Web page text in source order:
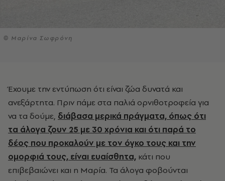
© Μαρίνα Σωφρόνη
Έχουμε την εντύπωση ότι είναι ζώα δυνατά και
ανεξάρτητα. Πριν πάμε στα παλιά ορνιθοτροφεία για
να τα δούμε, διάβασα μερικά πράγματα, όπως ότι
τα άλογα ζουν 25 με 30 χρόνια και ότι παρά το
δέος που προκαλούν με τον όγκο τους και την
ομορφιά τους, είναι ευαίσθητα, κάτι που
επιβεβαιώνει και η Μαρία. Τα άλογα φοβούνται